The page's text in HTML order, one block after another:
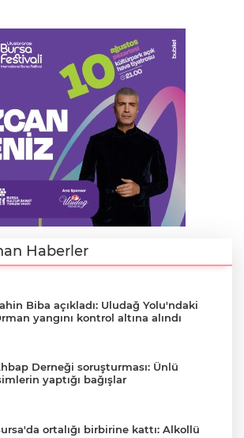
Haberler
Biba açıkladı: Uludağ Yolu'ndaki
yangını kontrol altına alındı
Derneği soruşturması: Ünlü
yaptığı bağışlar
ortalığı birbirine kattı: Alkollü